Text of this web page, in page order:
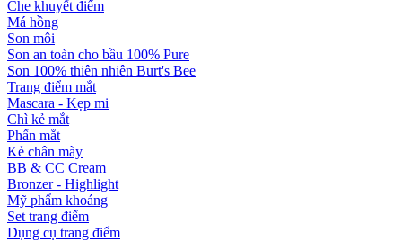
Che khuyết điểm
Má hồng
Son môi
Son an toàn cho bầu 100% Pure
Son 100% thiên nhiên Burt's Bee
Trang điểm mắt
Mascara - Kẹp mi
Chì kẻ mắt
Phấn mắt
Kẻ chân mày
BB & CC Cream
Bronzer - Highlight
Mỹ phẩm khoáng
Set trang điểm
Dụng cụ trang điểm